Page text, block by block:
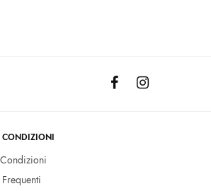
CONDIZIONI